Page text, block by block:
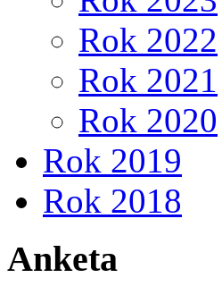
Rok 2022
Rok 2021
Rok 2020
Rok 2019
Rok 2018
Anketa